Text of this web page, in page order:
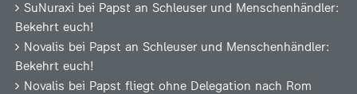
SuNuraxi bei Papst an Schleuser und Menschenhändler:
Bekehrt euch!
Novalis bei Papst an Schleuser und Menschenhändler:
Bekehrt euch!
Novalis bei Papst fliegt ohne Delegation nach Rom